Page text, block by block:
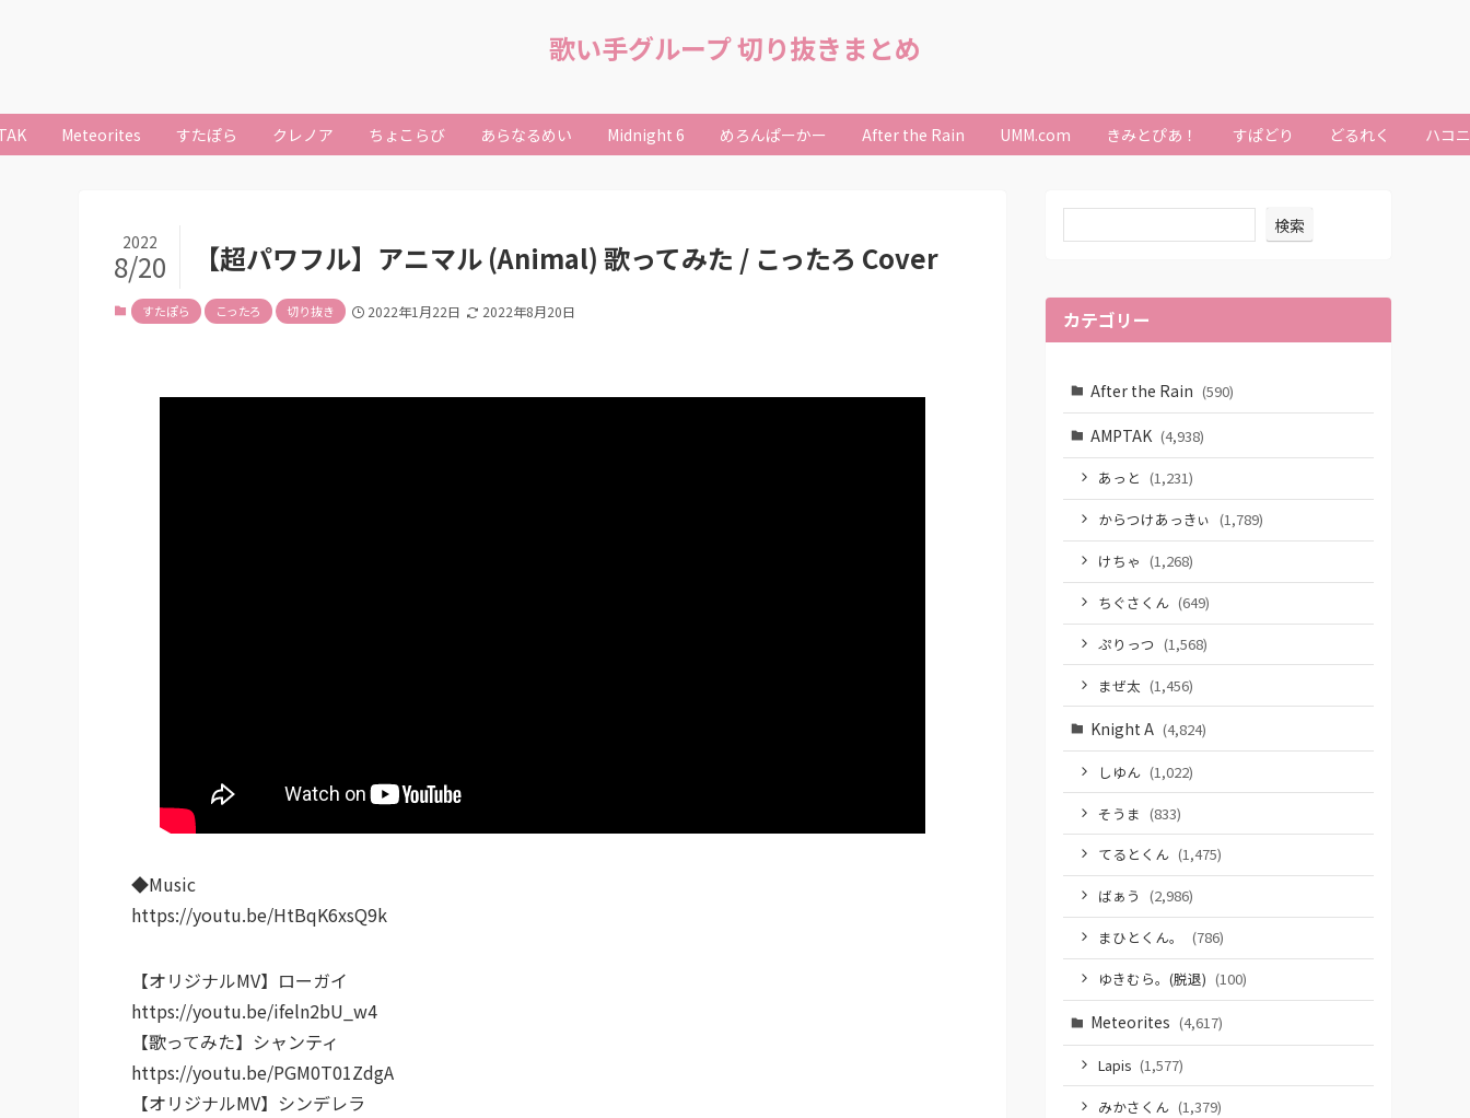
歌い手グループ 切り抜きまとめ
Meteorites すたぽら クレノア ちょこらび あらなるめい Midnight 6 めろんぱーかー After the Rain UMM.com きみとぴあ！ すぱどり どるれく ハコ
【超パワフル】アニマル (Animal) 歌ってみた / こったろ Cover
2022
8/20
すたぽら こったろ 切り抜き 2022年1月22日 2022年8月20日
◆Music
https://youtu.be/HtBqK6xsQ9k
【オリジナルMV】ローガイ
https://youtu.be/ifeln2bU_w4
【歌ってみた】シャンティ
https://youtu.be/PGM0T01ZdgA
【オリジナルMV】シンデレラ
検索
カテゴリー
After the Rain (590)
AMPTAK (4,938)
あっと (1,231)
からつけあっきぃ (1,789)
けちゃ (1,268)
ちぐさくん (649)
ぷりっつ (1,568)
まぜ太 (1,456)
Knight A (4,824)
しゆん (1,022)
そうま (833)
てるとくん (1,475)
ばぁう (2,986)
まひとくん。
(786)
ゆきむら。(脱退) (100)
Meteorites (4,617)
Lapis (1,577)
みかさくん (1,379)